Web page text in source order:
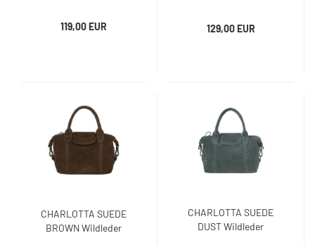
119,00 EUR
129,00 EUR
CHARLOTTA SUEDE
BROWN Wildleder
CHARLOTTA SUEDE
DUST Wildleder